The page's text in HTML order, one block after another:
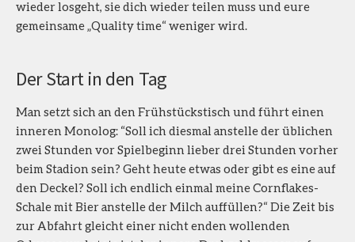
wieder losgeht, sie dich wieder teilen muss und eure
gemeinsame „Quality time“ weniger wird.
Der Start in den Tag
Man setzt sich an den Frühstückstisch und führt einen
inneren Monolog: “Soll ich diesmal anstelle der üblichen
zwei Stunden vor Spielbeginn lieber drei Stunden vorher
beim Stadion sein? Geht heute etwas oder gibt es eine auf
den Deckel? Soll ich endlich einmal meine Cornflakes-
Schale mit Bier anstelle der Milch auffüllen?“ Die Zeit bis
zur Abfahrt gleicht einer nicht enden wollenden